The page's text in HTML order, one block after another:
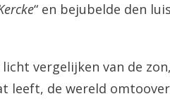
“ en bejubelde den
vergelijken van de
leeft, de wereld